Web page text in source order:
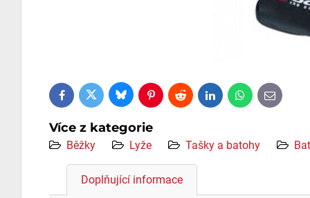
FacebookTwitter BlueskyPinterestReddit LinkedInWhatsApp
E-
mail
Více z kategorie
Běžky Lyže Tašky a batohy
Doplňující informace